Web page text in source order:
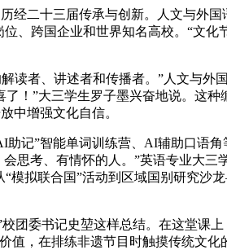
二十三届传承与创新。人文与外国
、跨国企业和世界知名高校。“文化
者、讲述者和传播者。”人文与外
！”大三学生罗子墨兴奋地说。这种
中增强文化自信。
记”智能单词训练营、AI辅助口语角
思考、有情怀的人。”英语专业大三
“模拟联合国”活动到区域国别研究
团委书记史堃这样总结。在这堂课
值，在排练非遗节目时触摸传统文